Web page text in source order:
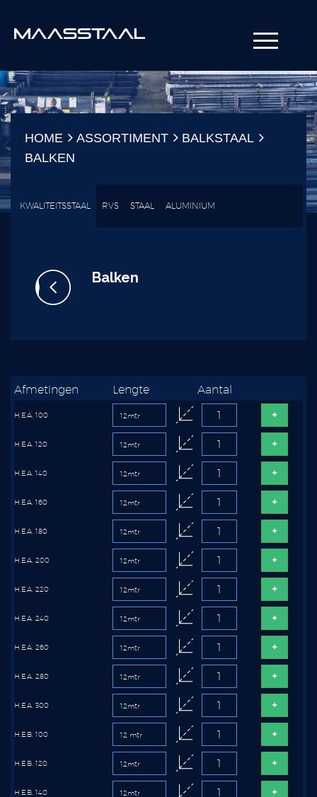
HOME ASSORTIMENT
BALKSTAAL
BALKEN
KWALITEITSSTAAL RVS STAAL ALUMINIUM
Balken
Afmetingen Lengte Aantal
H.E.A. 100
H.E.A. 120
H.E.A. 140
H.E.A. 160
H.E.A. 180
H.E.A. 200
H.E.A. 220
H.E.A. 240
H.E.A. 260
H.E.A. 280
H.E.A. 300
H.E.B. 100
H.E.B. 120
H.E.B. 140